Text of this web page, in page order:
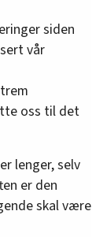
siden
vår
oss til det
lenger, selv
er den
skal være